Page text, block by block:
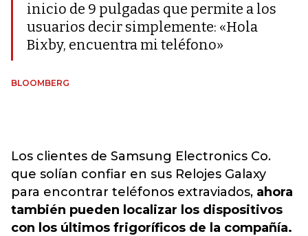
inicio de 9 pulgadas que permite a los
usuarios decir simplemente: «Hola
Bixby, encuentra mi teléfono»
BLOOMBERG
Los clientes de Samsung Electronics Co.
que solían confiar en sus Relojes Galaxy
para encontrar teléfonos extraviados, ahora
también pueden localizar los dispositivos
con los últimos frigoríficos de la compañía.